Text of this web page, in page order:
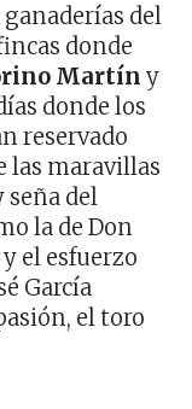
ganaderías del
donde
Martín y
donde los
reservado
las maravillas
seña del
la de Don
el esfuerzo
García
el toro